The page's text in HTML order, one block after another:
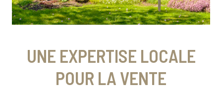
UNE EXPERTISE LOCALE
POUR LA VENTE